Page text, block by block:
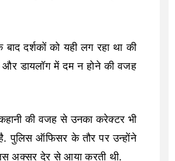
दर्शकों को यही लग रहा था की
डायलॉग में दम न होने की वजह
की वजह से उनका करेक्टर भी
पुलिस ऑफिसर के तौर पर उन्होंने
अक्सर देर से आया करती थी.